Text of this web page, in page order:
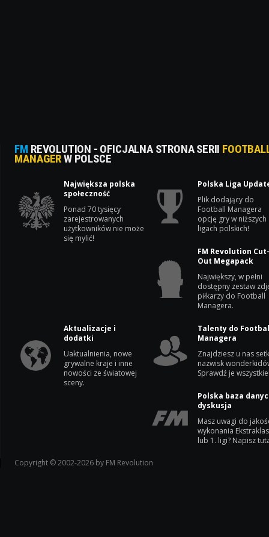
FM REVOLUTION - OFICJALNA STRONA SERII
MANAGERW POLSCE
Największa polska
społeczność
Ponad 70 tysięcy
zarejestrowanych
użytkowników nie może
się mylić!
Polska Liga
Plik dodający do
Football Managera
opcję gry w niższych
ligach polskich!
FM Revolution
Out Megapack
Największy, w pełni
dostępny zestaw
piłkarzy do Football
Managera.
Aktualizacje i
dodatki
Uaktualnienia, nowe
grywalne kraje i inne
nowości ze światowej
sceny.
Talenty do
Managera
Znajdziesz u nas
nazwisk
Sprawdź je
Polska baza
dyskusja
Masz uwagi do
wykonania
lub 1. ligi? Napisz
Copyright © 2002-2026 by FM Revolution